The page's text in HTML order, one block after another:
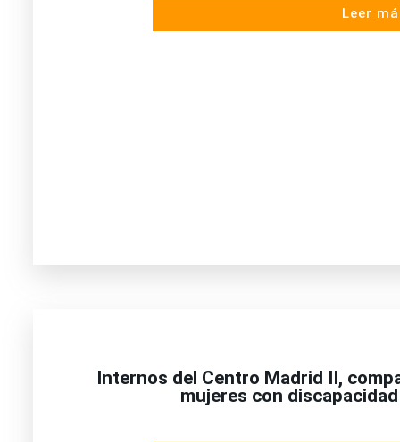
Leer
Internos del Centro Madrid II,
mujeres con